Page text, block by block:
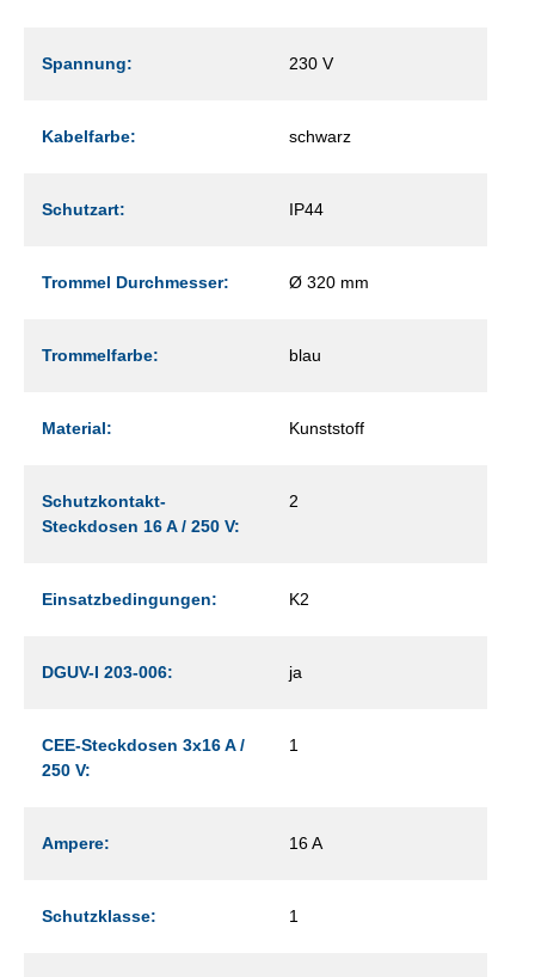
Spannung: 230 V
Kabelfarbe: schwarz
Schutzart: IP44
Trommel Durchmesser: Ø 320 mm
Trommelfarbe: blau
Material: Kunststoff
Schutzkontakt-
Steckdosen 16 A / 250 V:
2
Einsatzbedingungen: K2
DGUV-I 203-006: ja
CEE-Steckdosen 3x16 A /
250 V:
1
Ampere: 16 A
Schutzklasse: 1